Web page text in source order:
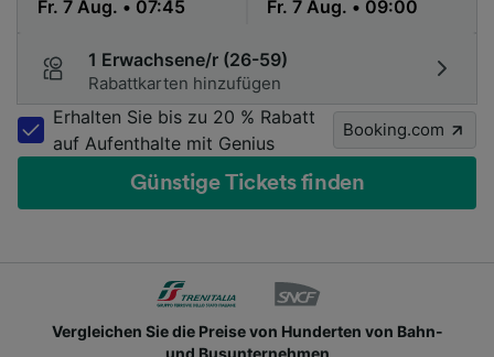
1 Erwachsene/r (26-59)
Rabattkarten hinzufügen
Erhalten Sie bis zu 20 % Rabatt
auf Aufenthalte mit Genius
Booking.com
Günstige Tickets finden
Vergleichen Sie die Preise von Hunderten von Bahn-
und Busunternehmen